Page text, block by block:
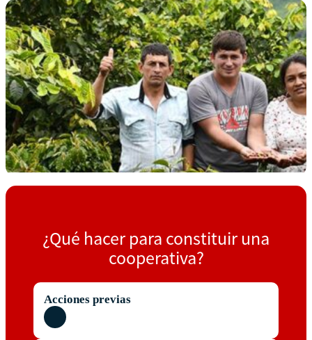
¿Qué hacer para constituir una
cooperativa?
Acciones previas